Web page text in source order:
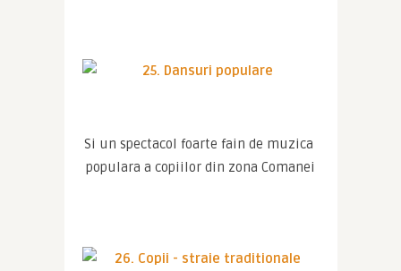
Si un spectacol foarte fain de muzica
populara a copiilor din zona Comanei